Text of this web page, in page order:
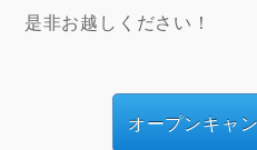
是非お越しください！
オープンキャ